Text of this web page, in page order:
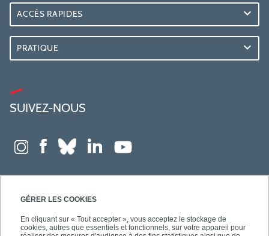
GÉRER LES COOKIES
En cliquant sur « Tout accepter », vous acceptez le stockage de
cookies, autres que essentiels et fonctionnels, sur votre appareil pour
ACCÈS RAPIDES
PRATIQUE
SUIVEZ-NOUS